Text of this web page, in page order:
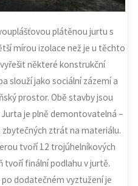
plátěnou jurtu s
mírou izolace než je u těchto
některé konstrukční
slouží jako sociální zázemí a
prostor. Obě stavby jsou
je plně demontovatelná –
ztrát na materiálu.
tvoří 12 trojúhelníkových
tvoří finální podlahu v jurtě.
dodatečném vyztužení je